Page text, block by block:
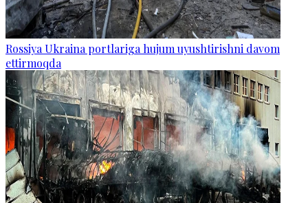
Rossiya Ukraina portlariga hujum uyushtirishni davom
ettirmoqda